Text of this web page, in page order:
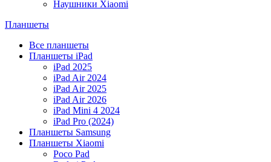
Наушники Xiaomi
Планшеты
Все планшеты
Планшеты iPad
iPad 2025
iPad Air 2024
iPad Air 2025
iPad Air 2026
iPad Mini 4 2024
iPad Pro (2024)
Планшеты Samsung
Планшеты Xiaomi
Poco Pad